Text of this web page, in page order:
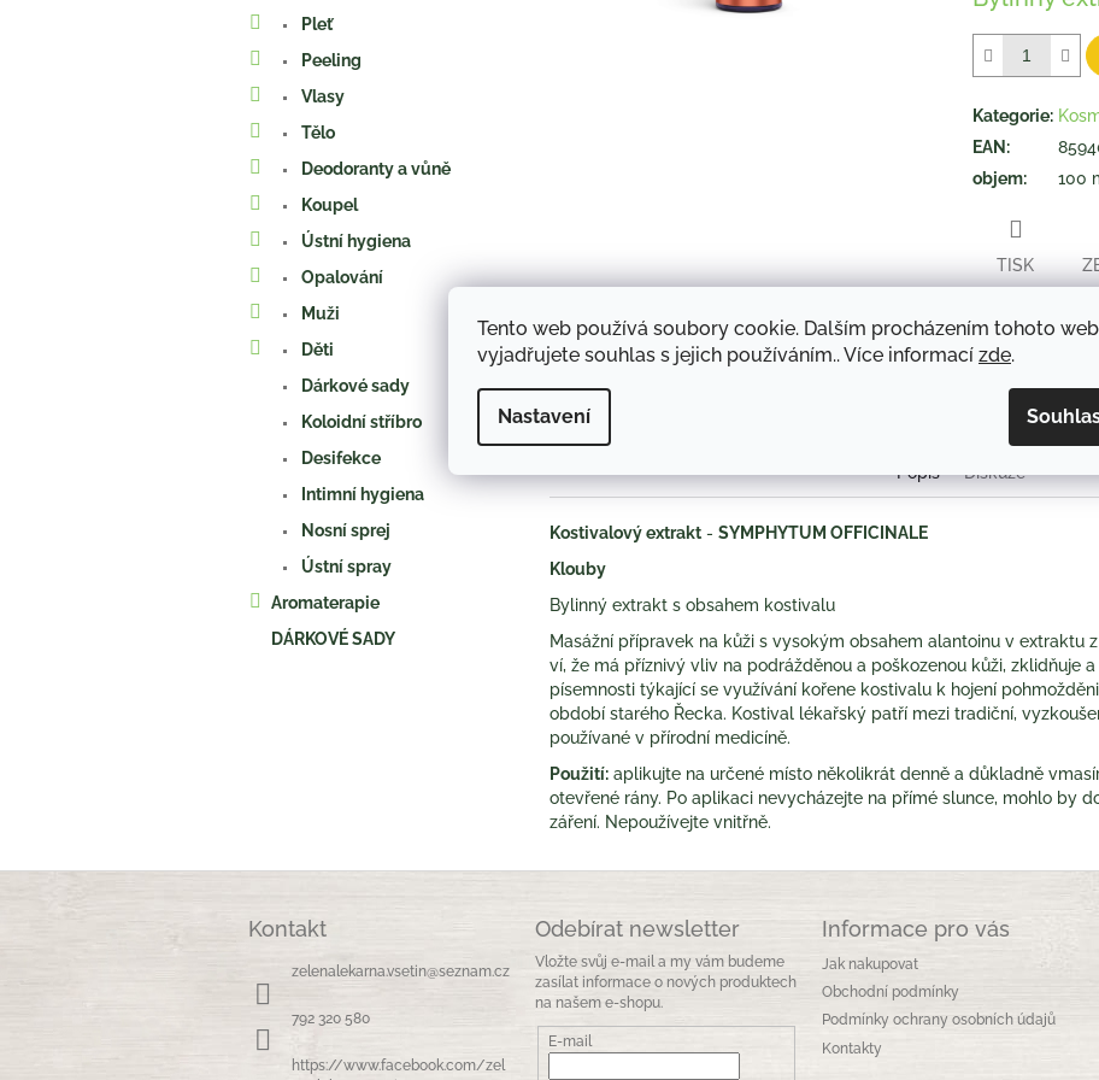
Tento web používá soubory cookie. Dalším procházením tohoto
vyjadřujete souhlas s jejich používáním.. Více informací zde.
Nastavení
Pleť
Peeling
Vlasy
Tělo
Deodoranty a vůně
Koupel
Ústní hygiena
Opalování
Muži
Děti
Dárkové sady
Koloidní stříbro
Desifekce
Intimní hygiena
Nosní sprej
Ústní spray
Aromaterapie
DÁRKOVÉ SADY
5
hvězdiček.
Kategorie:
EAN:
objem: 100
TISK
Twitter
Popis Diskuze
Kostivalový extrakt - SYMPHYTUM OFFICINALE
Klouby
Bylinný extrakt s obsahem kostivalu
Masážní přípravek na kůži s vysokým obsahem alantoinu v extraktu
ví, že má příznivý vliv na podrážděnou a poškozenou kůži, zklidňuje
písemnosti týkající se využívání kořene kostivalu k hojení
období starého Řecka. Kostival lékařský patří mezi tradiční,
používané v přírodní medicíně.
Použití: aplikujte na určené místo několikrát denně a důkladně
otevřené rány. Po aplikaci nevycházejte na přímé slunce, mohlo by
záření. Nepoužívejte vnitřně.
Kontakt
zelenalekarna.vsetin@seznam.cz
792 320 580
https://www.facebook.com/zel
Odebírat newsletter
Vložte svůj e-mail a my vám budeme
zasílat informace o nových produktech
na našem e-shopu.
E-mail
Informace pro vás
Jak nakupovat
Obchodní podmínky
Podmínky ochrany osobních údajů
Kontakty